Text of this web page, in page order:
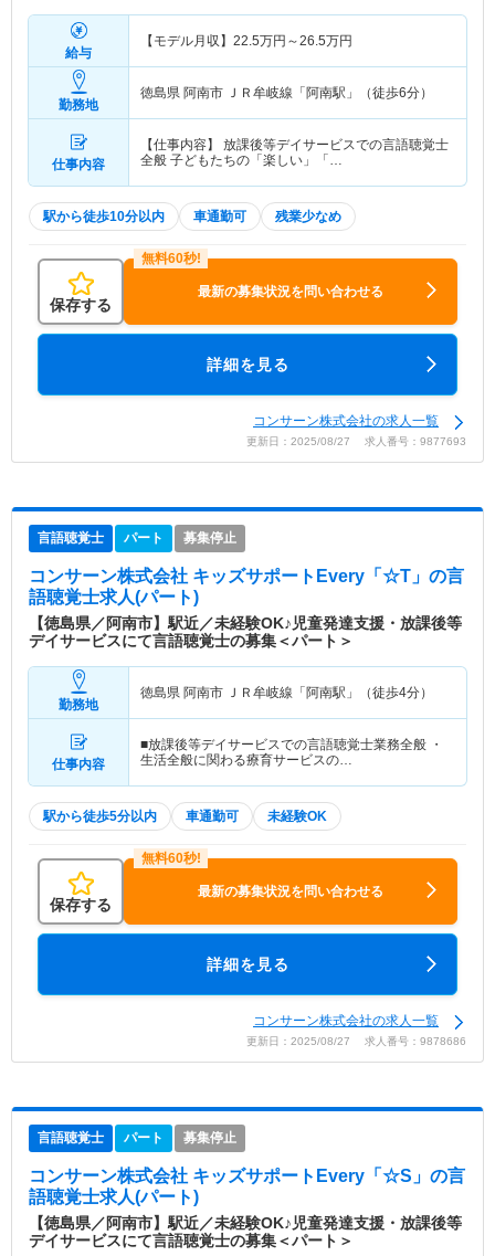
給与
【モデル月収】 22.5万円～26.5万円
勤務地
徳島県 阿南市 ＪＲ牟岐線「阿南駅」（徒歩6分）
仕事内容
【仕事内容】 放課後等デイサービスでの言語聴覚士
全般 子どもたちの「楽しい」「…
駅から徒歩10分以内 車通勤可 残業少なめ
保存する
最新の募集状況を問い合わせる
詳細を見る
コンサーン株式会社の求人一覧
更新日：2025/08/27 求人番号：9877693
言語聴覚士 パート 募集停止
コンサーン株式会社 キッズサポートEvery「☆T」 の言
語聴覚士求人(パート)
【徳島県／阿南市】駅近／未経験OK♪児童発達支援・放課後等
デイサービスにて言語聴覚士の募集＜パート＞
勤務地
徳島県 阿南市 ＪＲ牟岐線「阿南駅」（徒歩4分）
仕事内容
■放課後等デイサービスでの言語聴覚士業務全般 ・
生活全般に関わる療育サービスの…
駅から徒歩5分以内 車通勤可 未経験OK
保存する
最新の募集状況を問い合わせる
詳細を見る
コンサーン株式会社の求人一覧
更新日：2025/08/27 求人番号：9878686
言語聴覚士 パート 募集停止
コンサーン株式会社 キッズサポートEvery「☆S」 の言
語聴覚士求人(パート)
【徳島県／阿南市】駅近／未経験OK♪児童発達支援・放課後等
デイサービスにて言語聴覚士の募集＜パート＞